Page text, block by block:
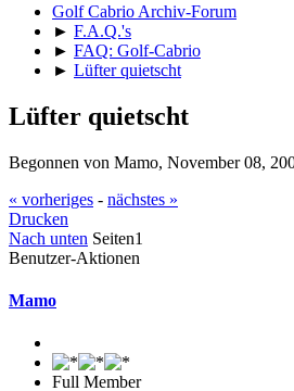
Golf Cabrio Archiv-Forum
► F.A.Q.'s
► FAQ: Golf-Cabrio
► Lüfter quietscht
Lüfter quietscht
Begonnen von Mamo, November 08,
« vorheriges - nächstes »
Drucken
Nach unten Seiten1
Benutzer-Aktionen
Mamo
Full Member